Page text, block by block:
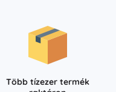
Több tízezer termék